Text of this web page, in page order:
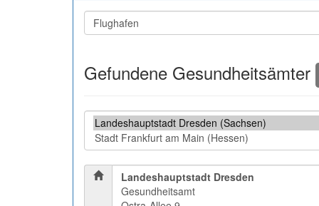
Gefundene Gesundheitsämter
Landeshauptstadt Dresden
Gesundheitsamt